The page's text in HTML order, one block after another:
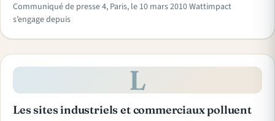
Communiqué de presse 4, Paris, le 10 mars 2010 Wattimpact
s’engage depuis
L
Les sites industriels et commerciaux polluent